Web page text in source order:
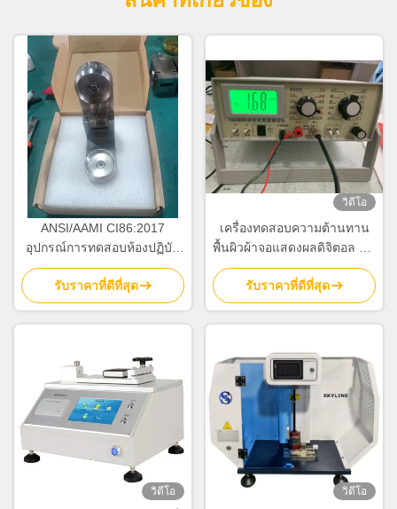
ANSI/AAMI CI86:2017
อุปกรณ์การทดสอบห้องปฏิบัติ
การ
รับราคาที่ดีที่สุด
วิดีโอ
เครื่องทดสอบความต้านทาน
พื้นผิวผ้าจอแสดงผลดิจิตอล EN
1149-1 / EN 1149-2 AATCC
76
รับราคาที่ดีที่สุด
วิดีโอ วิดีโอ